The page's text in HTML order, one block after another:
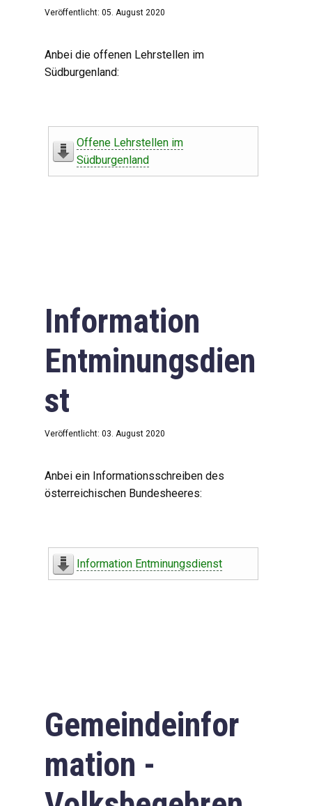
Veröffentlicht: 05. August 2020
Anbei die offenen Lehrstellen im
Südburgenland:
Offene Lehrstellen im
Südburgenland
Information
Entminungsdien
st
Veröffentlicht: 03. August 2020
Anbei ein Informationsschreiben des
österreichischen Bundesheeres:
Information Entminungsdienst
Gemeindeinfor
mation -